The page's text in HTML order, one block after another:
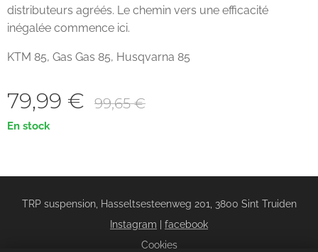
distributeurs agréés. Le chemin vers une efficacité
inégalée commence ici.
KTM 85, Gas Gas 85, Husqvarna 85
79,99 € 99,65€
En stock
TRP suspension, Hasseltsesteenweg 201, 3800 Sint Truiden
Instagram
facebook
Cookies